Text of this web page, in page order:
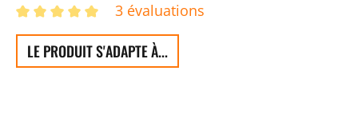
3 évaluations
LE PRODUIT S'ADAPTE À...